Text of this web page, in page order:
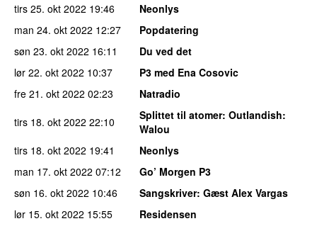
tirs 25. okt 2022 19:46
Neonlys
man 24. okt 2022 12:27
Popdatering
søn 23. okt 2022 16:11
Du ved det
lør 22. okt 2022 10:37
P3 med Ena Cosovic
fre 21. okt 2022 02:23
Natradio
tirs 18. okt 2022 22:10 Splittet til atomer: Outlandish:
Walou
tirs 18. okt 2022 19:41
Neonlys
man 17. okt 2022 07:12
Go’ Morgen P3
søn 16. okt 2022 10:46 Sangskriver: Gæst Alex Vargas
lør 15. okt 2022 15:55
Residensen